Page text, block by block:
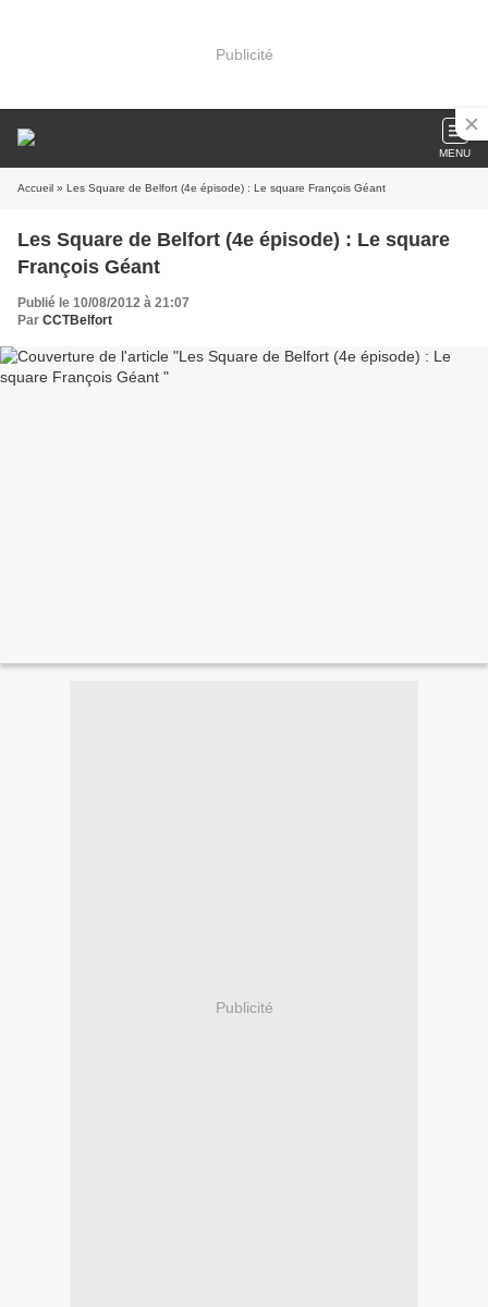
Publicité
MENU
Accueil » Les Square de Belfort (4e épisode) : Le square François Géant
Les Square de Belfort (4e épisode) : Le square
François Géant
Publié le 10/08/2012 à 21:07
Par CCTBelfort
Publicité